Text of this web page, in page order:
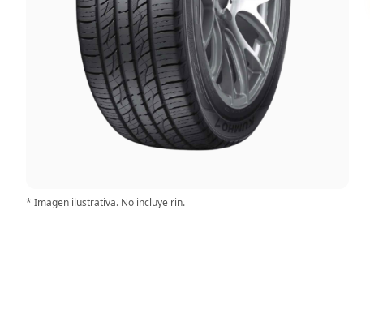
* Imagen ilustrativa. No incluye rin.